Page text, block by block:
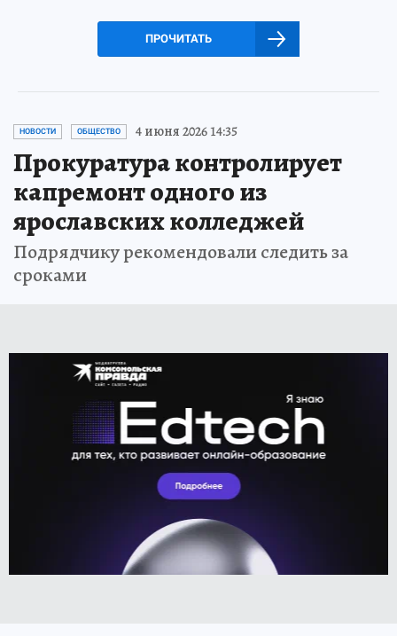
ПРОЧИТАТЬ
НОВОСТИ ОБЩЕСТВО 4 июня 2026 14:35
Прокуратура контролирует
капремонт одного из
ярославских колледжей
Подрядчику рекомендовали следить за
сроками